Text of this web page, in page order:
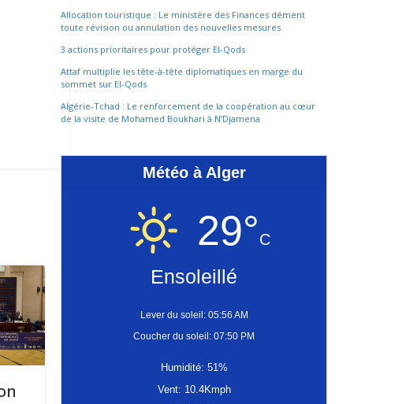
Allocation touristique : Le ministère des Finances dément
toute révision ou annulation des nouvelles mesures
3 actions prioritaires pour protéger El-Qods
Attaf multiplie les tête-à-tête diplomatiques en marge du
sommet sur El-Qods
Algérie-Tchad : Le renforcement de la coopération au cœur
de la visite de Mohamed Boukhari à N’Djamena
Météo à Alger
29°C
Ensoleillé
Lever du soleil: 05:56 AM
Coucher du soleil: 07:50 PM
Humidité: 51%
Vent: 10.4Kmph